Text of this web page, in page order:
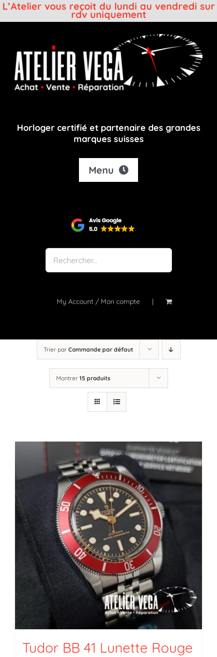
L’Atelier vous reçoit du lundi au vendredi sur
rdv uniquement
contenu
Horloger certifié et partenaire des grandes
marques suisses
Menu
Shop
Notre atelier
À propos
Blog
My Account / Mon compte
Trier par Commande par défaut
Montrer 15 produits
Tudor BB 41 Lunette Rouge